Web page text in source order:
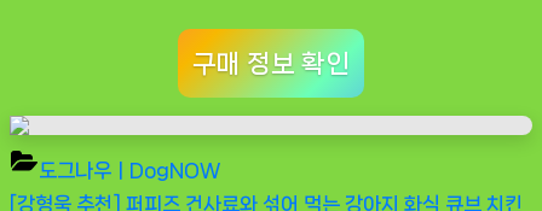
구매 정보 확인
도그나우ㅣDogNOW
Previous
[강형욱 추천] 퍼피즈 건사료와 섞어 먹는 강아지 화식 큐브 치킨